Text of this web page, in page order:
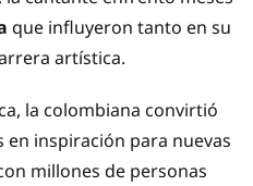
que influyeron tanto en su
artística.
la colombiana convirtió
en inspiración para nuevas
millones de personas